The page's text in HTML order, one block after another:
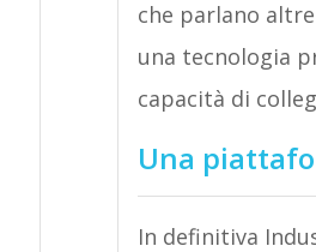
che parlano
una tecnologia
capacità di
Una
In definitiva